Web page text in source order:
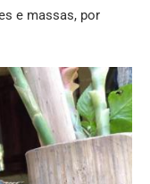
e massas, por